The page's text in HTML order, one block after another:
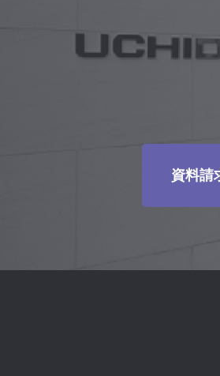
資料請